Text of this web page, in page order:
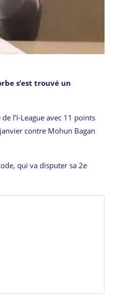
s’est trouvé un
l’I-League avec 11 points
contre Mohun Bagan
qui va disputer sa 2e